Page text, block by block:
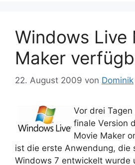
Windows Live
Maker
22. August 2009 von Dominik
Vor drei
finale Version
Movie Maker
ist die erste Anwendung, die
Windows 7 entwickelt wurde